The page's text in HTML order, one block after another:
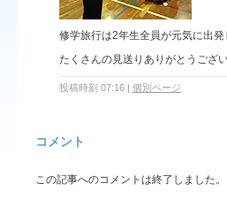
修学旅行は2年生全員が元気に出発
たくさんの見送りありがとうござい
投稿時刻 07:16 | 個別ページ
コメント
この記事へのコメントは終了しました。